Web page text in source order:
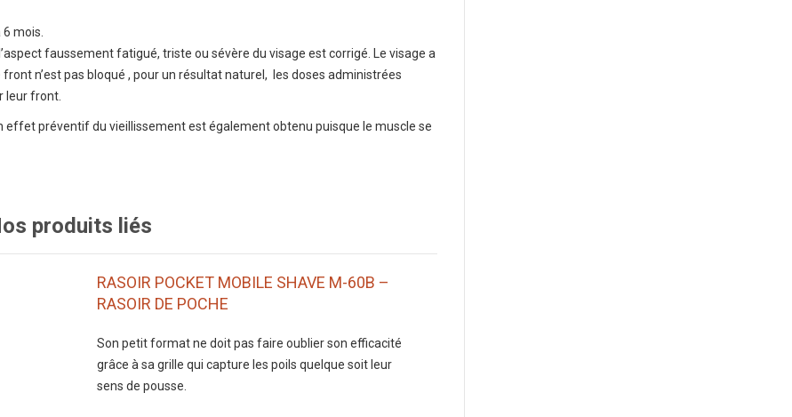
mois.
faussement fatigué, triste ou sévère du visage est corrigé. Le visage a
n’est pas bloqué , pour un résultat naturel, les doses administrées
leur front.
préventif du vieillissement est également obtenu puisque le muscle se
produits liés
RASOIR POCKET MOBILE SHAVE M-60B –
RASOIR DE POCHE
Son petit format ne doit pas faire oublier son efficacité
grâce à sa grille qui capture les poils quelque soit leur
sens de pousse.